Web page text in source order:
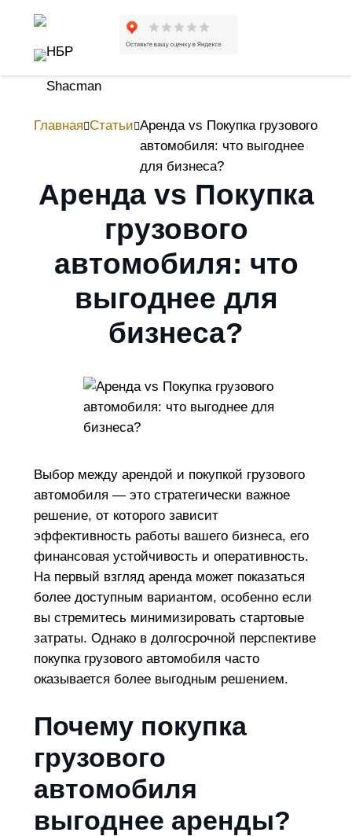
Главная Статьи Аренда vs Покупка грузового
автомобиля: что выгоднее
для бизнеса?
Аренда vs Покупка
грузового
автомобиля: что
выгоднее для
бизнеса?
Выбор между арендой и покупкой грузового
автомобиля — это стратегически важное
решение, от которого зависит
эффективность работы вашего бизнеса, его
финансовая устойчивость и оперативность.
На первый взгляд аренда может показаться
более доступным вариантом, особенно если
вы стремитесь минимизировать стартовые
затраты. Однако в долгосрочной перспективе
покупка грузового автомобиля часто
оказывается более выгодным решением.
Почему покупка
грузового
автомобиля
выгоднее аренды?